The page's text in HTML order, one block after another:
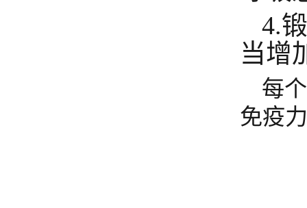
4.
当增
每
免疫